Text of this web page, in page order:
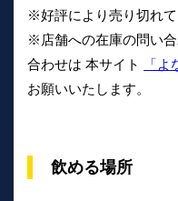
※好評により売り切れて
※店舗への在庫の問い
合わせは 本サイト
「
お願いいたします。
飲める場所